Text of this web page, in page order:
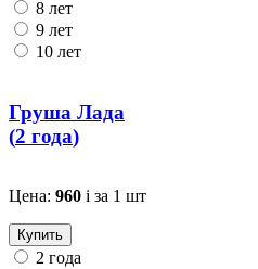
8 лет
9 лет
10 лет
Груша Лада
(2 года)
Цена: 960 i за 1 шт
Купить
2 года